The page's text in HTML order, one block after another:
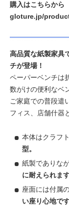
購入はこちらから
gloture.jp/
高品質な紙製家具
チが登場！
ペーパーベンチは
数がけの便利なベ
ご家庭での普段遣
フィス、店舗什器
本体はクラフ
型。
紙製でありな
に耐えられます
座面には付属
い座り心地です